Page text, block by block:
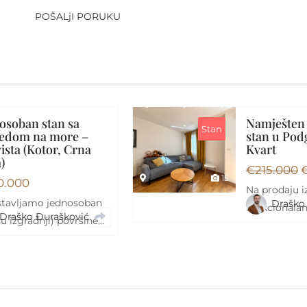
POŠALjI PORUKU
15
Namješten dvosoban
stan u Podgorici – City
Kvart
€215.000 €205.000
Na prodaju izuzetno
funkcionalan i pažljivo
Draško Đurašković